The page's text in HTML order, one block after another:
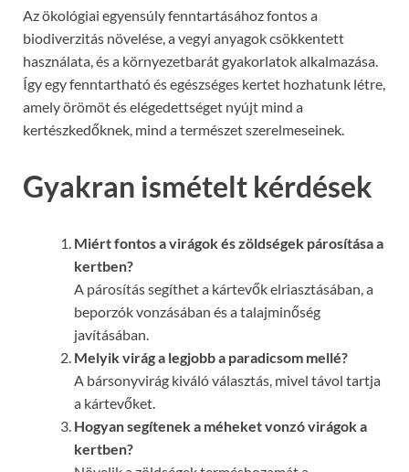
Az ökológiai egyensúly fenntartásához fontos a
biodiverzitás növelése, a vegyi anyagok csökkentett
használata, és a környezetbarát gyakorlatok alkalmazása.
Így egy fenntartható és egészséges kertet hozhatunk létre,
amely örömöt és elégedettséget nyújt mind a
kertészkedőknek, mind a természet szerelmeseinek.
Gyakran ismételt kérdések
Miért fontos a virágok és zöldségek párosítása a
kertben?
A párosítás segíthet a kártevők elriasztásában, a
beporzók vonzásában és a talajminőség
javításában.
Melyik virág a legjobb a paradicsom mellé?
A bársonyvirág kiváló választás, mivel távol tartja
a kártevőket.
Hogyan segítenek a méheket vonzó virágok a
kertben?